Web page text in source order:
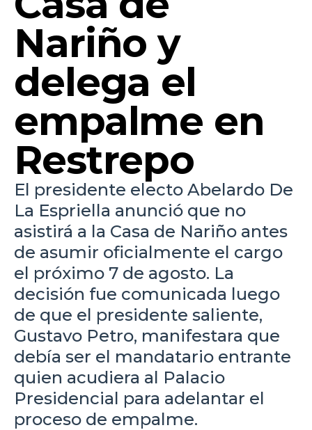
Nariño y
delega el
empalme en
Restrepo
El presidente electo Abelardo De
La Espriella anunció que no
asistirá a la Casa de Nariño antes
de asumir oficialmente el cargo
el próximo 7 de agosto. La
decisión fue comunicada luego
de que el presidente saliente,
Gustavo Petro, manifestara que
debía ser el mandatario entrante
quien acudiera al Palacio
Presidencial para adelantar el
proceso de empalme.